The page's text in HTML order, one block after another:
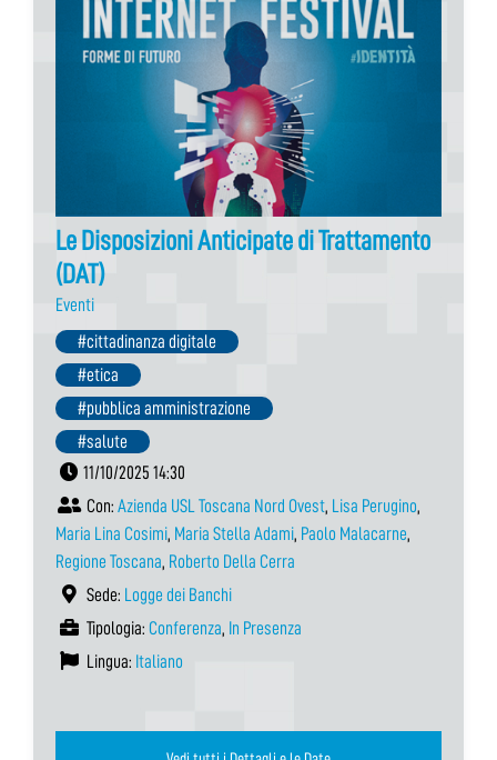
Le Disposizioni Anticipate di Trattamento
(DAT)
Eventi
#cittadinanza digitale
#etica
#pubblica amministrazione
#salute
11/10/2025 14:30
Con: Azienda USL Toscana Nord Ovest, Lisa Perugino,
Maria Lina Cosimi, Maria Stella Adami, Paolo Malacarne,
Regione Toscana, Roberto Della Cerra
Sede: Logge dei Banchi
Tipologia: Conferenza, In Presenza
Lingua: Italiano